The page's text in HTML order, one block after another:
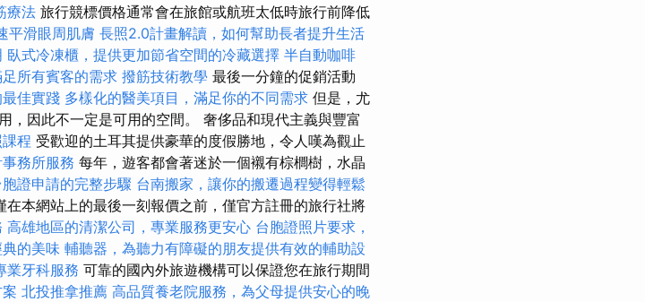
療法 旅行競標價格通常會在旅館或航班太低時旅行前降低
平滑眼周肌膚 長照2.0計畫解讀，如何幫助長者提升生活
臥式冷凍櫃，提供更加節省空間的冷藏選擇 半自動咖啡
所有賓客的需求 撥筋技術教學 最後一分鐘的促銷活動
佳實踐 多樣化的醫美項目，滿足你的不同需求 但是，尤
，因此不一定是可用的空間。 奢侈品和現代主義與豐富
程 受歡迎的土耳其提供豪華的度假勝地，令人嘆為觀止
務所服務 每年，遊客都會著迷於一個襯有棕櫚樹，水晶
胞證申請的完整步驟 台南搬家，讓你的搬遷過程變得輕鬆
在本網站上的最後一刻報價之前，僅官方註冊的旅行社將
高雄地區的清潔公司，專業服務更安心 台胞證照片要求，
的美味 輔聽器，為聽力有障礙的朋友提供有效的輔助設
業牙科服務 可靠的國內外旅遊機構可以保證您在旅行期間
北投推拿推薦 高品質養老院服務，為父母提供安心的晚